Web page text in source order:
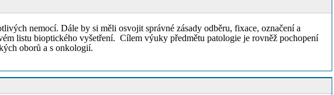
nemocí. Dále by si měli osvojit správné zásady odběru, fixace, označení a
listu bioptického vyšetření. Cílem výuky předmětu patologie je rovněž pochopení
oborů a s onkologií.